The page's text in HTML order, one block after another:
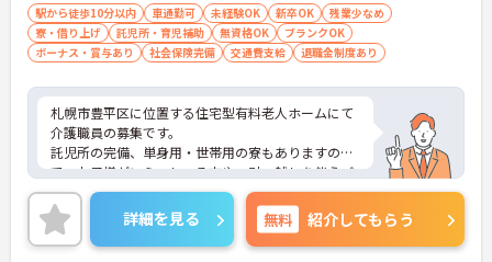
駅から徒歩10分以内 車通勤可 未経験OK 新卒OK
残業少なめ
寮・借り上げ
託児所・育児補助 無資格OK
ブランクOK
ボーナス・賞与あり
社会保険完備 交通費支給 退職金制度あり
札幌市豊平区に位置する住宅型有料老人ホームにて
介護職員の募集です。
託児所の完備、単身用・世帯用の寮もありますの
で、お子様がいらっしゃる方や、引っ越しを伴うご
入職の方にもおすすめです！
ご興味のある方には、面接対策ポイントなど、さら
に詳細をお話しいたしますので、お気軽にご相談く
ださい。
詳細を見る 無料 紹介してもらう